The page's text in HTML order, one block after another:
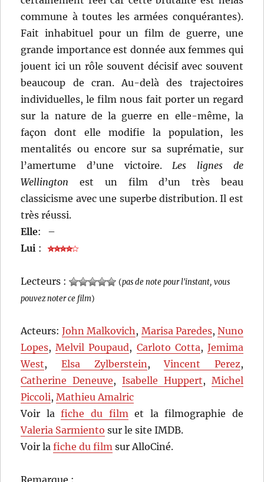
commune à toutes les armées conquérantes).
Fait inhabituel pour un film de guerre, une
grande importance est donnée aux femmes qui
jouent ici un rôle souvent décisif avec souvent
beaucoup de cran. Au-delà des trajectoires
individuelles, le film nous fait porter un regard
sur la nature de la guerre en elle-même, la
façon dont elle modifie la population, les
mentalités ou encore sur sa suprématie, sur
l’amertume d’une victoire. Les lignes de
Wellington est un film d’un très beau
classicisme avec une superbe distribution. Il est
très réussi.
Elle:
–
Lui :
Lecteurs : (pas de note pour l'instant, vous
pouvez noter ce film)
Acteurs:John Malkovich , Marisa Paredes, Nuno
Lopes,Melvil Poupaud, Carloto Cotta, Jemima
West, Elsa Zylberstein ,Vincent Perez,
Catherine Deneuve,Isabelle Huppert, Michel
Piccoli,Mathieu Amalric
Voir lafiche du film et la filmographie de
Valeria Sarmiento sur le site IMDB.
Voir lafiche du film sur AlloCiné.
Remarque :